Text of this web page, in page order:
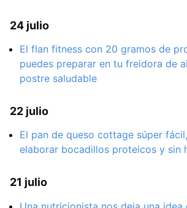
24 julio
El flan fitness con 20 gramos de
puedes preparar en tu freidora de
postre saludable
22 julio
El pan de queso cottage súper
elaborar bocadillos proteicos y sin
21 julio